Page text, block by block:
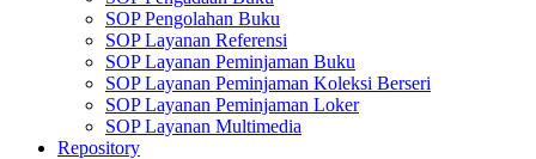
SOP Pengolahan Buku
SOP Layanan Referensi
SOP Layanan Peminjaman Buku
SOP Layanan Peminjaman Koleksi Berseri
SOP Layanan Peminjaman Loker
SOP Layanan Multimedia
Repository